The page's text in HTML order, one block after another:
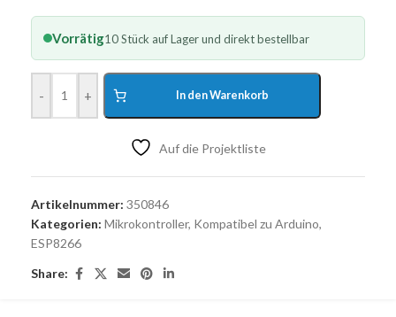
Vorrätig10 Stück auf Lager und direkt bestellbar
- + In den Warenkorb
Auf die Projektliste
Artikelnummer: 350846
Kategorien: Mikrokontroller, Kompatibel zu Arduino,
ESP8266
Share: